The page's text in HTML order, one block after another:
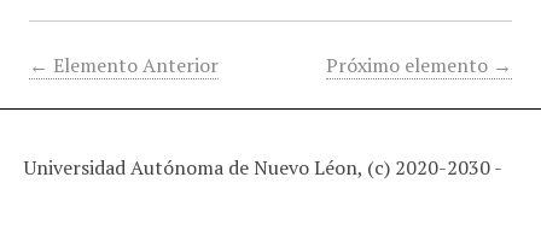
← Elemento Anterior Próximo elemento →
Universidad Autónoma de Nuevo Léon, (c) 2020-2030 -